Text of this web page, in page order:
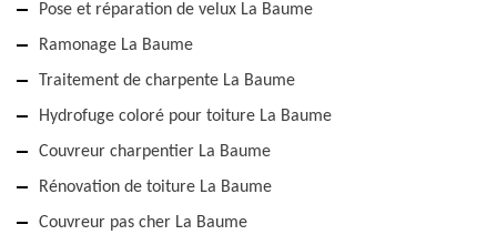
Pose et réparation de velux La Baume
Ramonage La Baume
Traitement de charpente La Baume
Hydrofuge coloré pour toiture La Baume
Couvreur charpentier La Baume
Rénovation de toiture La Baume
Couvreur pas cher La Baume